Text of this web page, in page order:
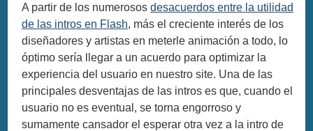
A partir de los numerososdesacuerdos entre la utilidad
de las intros en Flash, más el creciente interés de los
diseñadores y artistas en meterle animación a todo, lo
óptimo sería llegar a un acuerdo para optimizar la
experiencia del usuario en nuestro site. Una de las
principales desventajas de las intros es que, cuando el
usuario no es eventual, se torna engorroso y
sumamente cansador el esperar otra vez a la intro de